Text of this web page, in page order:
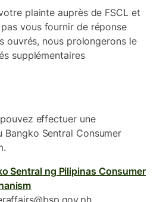
plainte auprès de FSCL et
vous fournir de réponse
ouvrés, nous prolongerons le
supplémentaires
effectuer une
Bangko Sentral Consumer
Sentral ng Pilipinas Consumer